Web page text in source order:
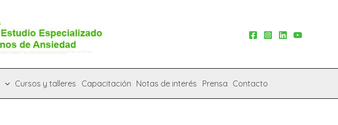
Cursos y talleres Capacitación Notas de interés Prensa Contacto